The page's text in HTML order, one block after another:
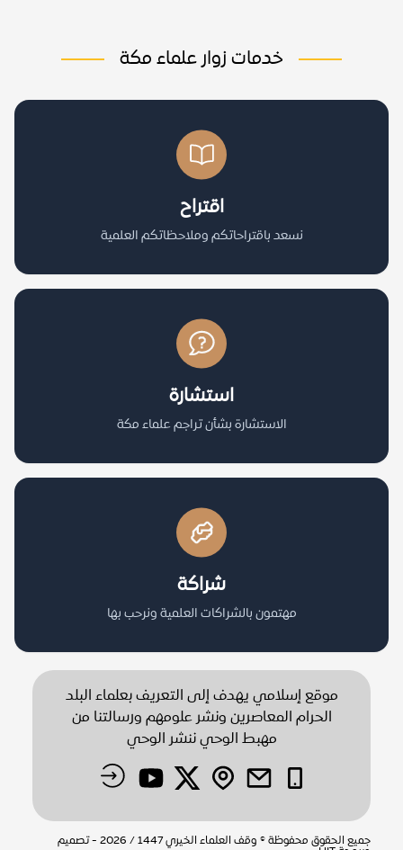
خدمات زوار علماء مكة
اقتراح
نسعد باقتراحاتكم وملاحظاتكم العلمية
استشارة
الاستشارة بشأن تراجم علماء مكة
شراكة
مهتمون بالشراكات العلمية ونرحب بها
موقع إسلامي يهدف إلى التعريف بعلماء البلد
الحرام المعاصرين ونشر علومهم ورسالتنا من
مهبط الوحي ننشر الوحي
جميع الحقوق محفوظة © وقف العلماء الخيري 1447 / 2026 - تصميم